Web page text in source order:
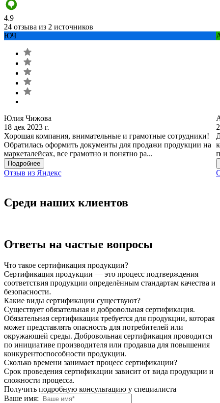
4.9
24 отзыва из 2 источников
ЮЧ
Юлия Чижова
18 дек 2023 г.
Хорошая компания, внимательные и грамотные сотрудники!
Обратилась оформить документы для продажи продукции на
маркеталейсах, все грамотно и понятно ра...
Подробнее
Отзыв из Яндекс
Среди наших клиентов
Ответы на частые вопросы
Что такое сертификация продукции?
Сертификация продукции — это процесс подтверждения
соответствия продукции определённым стандартам качества и
безопасности.
Какие виды сертификации существуют?
Существует обязательная и добровольная сертификация.
Обязательная сертификация требуется для продукции, которая
может представлять опасность для потребителей или
окружающей среды. Добровольная сертификация проводится
по инициативе производителя или продавца для повышения
конкурентоспособности продукции.
Сколько времени занимает процесс сертификации?
Срок проведения сертификации зависит от вида продукции и
сложности процесса.
Получить подробную консультацию у специалиста
Ваше имя: